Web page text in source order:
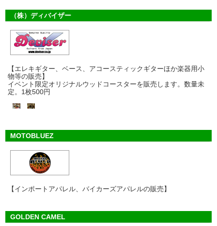
（株）ディバイザー
【エレキギター、ベース、アコースティックギターほか楽器用小
物等の販売】
イベント限定オリジナルウッドコースターを販売します。数量未
定。1枚500円
MOTOBLUEZ
【インポートアパレル、バイカーズアパレルの販売】
GOLDEN CAMEL